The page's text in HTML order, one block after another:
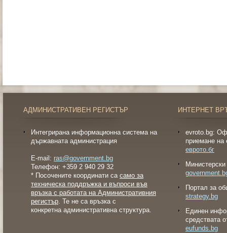
АДМИНИСТРАТИВЕН РЕГИСТЪР
Интегрирана информационна система на
държавната администрация
E-mail: ras@government.bg
Телефон: +359 2 940 29 32
* Посочените координати са само за
техническа поддръжка и въпроси във
връзка с работата на Административния
регистър. Те не са връзка с
конкретна административна структура.
ИНТЕРНЕТ
evroto.bg:
приемане на
еврото.бг
Портал за
strategy.bg
Eдинен
средствата
eufunds.bg